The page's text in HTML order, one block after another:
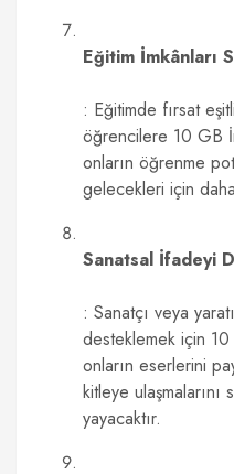
Eğitim İmkânları
: Eğitimde fırsat
öğrencilere 10 GB
onların öğrenme
gelecekleri için
Sanatsal İfadeyi
: Sanatçı veya
desteklemek için
onların eserlerini
kitleye ulaşmalarını
yayacaktır.